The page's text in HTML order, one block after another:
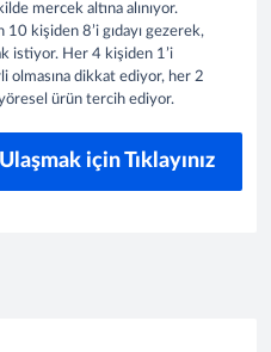
mercek altına alınıyor.
kişiden 8’i gıdayı gezerek,
istiyor. Her 4 kişiden 1’i
olmasına dikkat ediyor, her 2
ürün tercih ediyor.
için Tıklayınız